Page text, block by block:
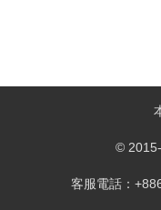
©
客服電話：